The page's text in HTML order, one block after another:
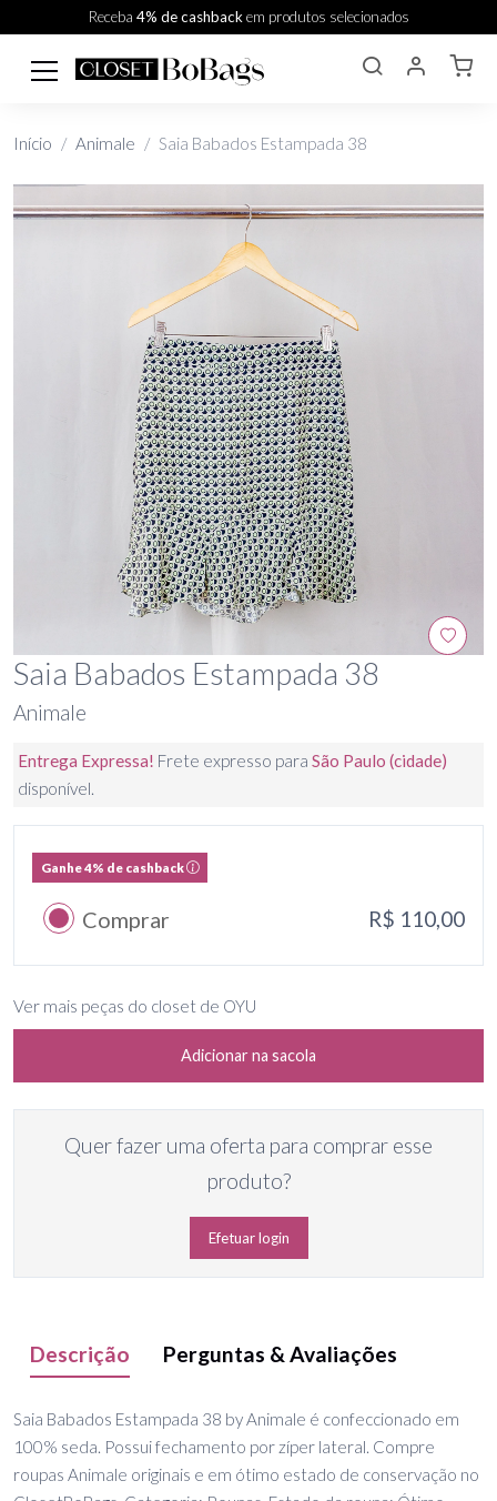
Receba 4% de cashbackem produtos selecionados
Início Animale Saia Babados Estampada 38
Saia Babados Estampada 38
Animale
Entrega Expressa! Frete expresso para São Paulo (cidade)
disponível.
Ganhe 4% de cashback
Comprar R$ 110,00
Ver mais peças do closet de OYU
Adicionar na sacola
Quer fazer uma oferta para comprar esse
produto?
Efetuar login
Descrição Perguntas & Avaliações
Saia Babados Estampada 38 by Animale é confeccionado em
100% seda. Possui fechamento por zíper lateral. Compre
roupas Animale originais e em ótimo estado de conservação no